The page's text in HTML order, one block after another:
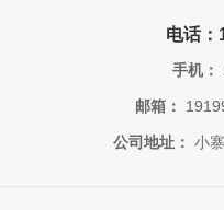
电话：
手机：
邮箱：
公司地址： 小